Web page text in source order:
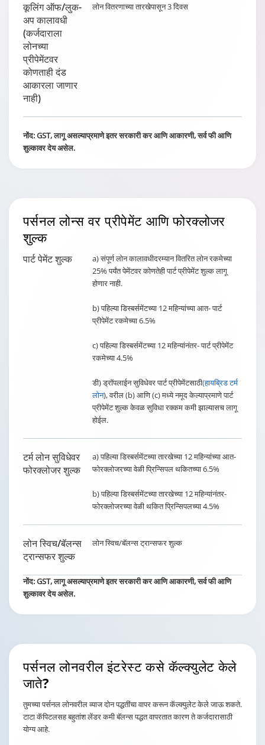
कूलिंग ऑफ/लुक-
अप कालावधी
(कर्जदाराला
लोनच्या
प्रीपेमेंटवर
कोणताही दंड
आकारला जाणार
नाही)
लोन वितरणाच्या तारखेपासून 3 दिवस
नोंद: GST, लागू असल्याप्रमाणे इतर सरकारी कर आणि आकारणी, सर्व फी आणि
शुल्कावर देय असेल.
पर्सनल लोन्स वर प्रीपेमेंट आणि फोरक्लोजर
शुल्क
पार्ट पेमेंट शुल्क
a) संपूर्ण लोन कालावधीदरम्यान वितरित लोन रकमेच्या
25% पर्यंत पेमेंटवर कोणतेही पार्ट प्रीपेमेंट शुल्क लागू
होणार नाही.
b) पहिल्या डिस्बर्समेंटच्या 12 महिन्यांच्या आत- पार्ट
प्रीपेमेंट रकमेच्या 6.5%
c) पहिल्या डिस्बर्समेंटच्या 12 महिन्यांनंतर- पार्ट प्रीपेमेंट
रकमेच्या 4.5%
डी) ड्रॉपलाईन सुविधेवर पार्ट प्रीपेमेंटसाठी(हायब्रिड टर्म
लोन), वरील (b) आणि (c) मध्ये नमूद केल्याप्रमाणे पार्ट
प्रीपेमेंट शुल्क केवळ सुविधा रक्कम कमी झाल्यासच लागू
होईल.
टर्म लोन सुविधेवर
फोरक्लोजर शुल्क
a) पहिल्या डिस्बर्समेंटच्या तारखेच्या 12 महिन्यांच्या आत-
फोरक्लोजरच्या वेळी प्रिन्सिपल थकितच्या 6.5%
b) पहिल्या डिस्बर्समेंटच्या तारखेच्या 12 महिन्यांनंतर-
फोरक्लोजरच्या वेळी थकित प्रिन्सिपलच्या 4.5%
लोन स्विच/बॅलन्स
ट्रान्सफर शुल्क
लोन स्विच/बॅलन्स ट्रान्सफर शुल्क
नोंद: GST, लागू असल्याप्रमाणे इतर सरकारी कर आणि आकारणी, सर्व फी आणि
शुल्कावर देय असेल.
पर्सनल लोनवरील इंटरेस्टकसे कॅल्क्युलेट केले
जाते?
तुमच्या पर्सनल लोनवरील व्याज दोन पद्धतींचा वापर करून कॅल्क्युलेट केले जाऊ शकते.
टाटा कॅपिटलसह बहुतांश लेंडर कमी बॅलन्स पद्धत वापरतात कारण ते कर्जदारासाठी
योग्य आहे.